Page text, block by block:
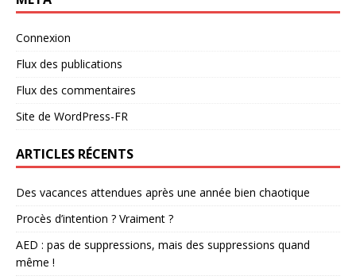
Connexion
Flux des publications
Flux des commentaires
Site de WordPress-FR
ARTICLES RÉCENTS
Des vacances attendues après une année bien chaotique
Procès d’intention ? Vraiment ?
AED : pas de suppressions, mais des suppressions quand
même !